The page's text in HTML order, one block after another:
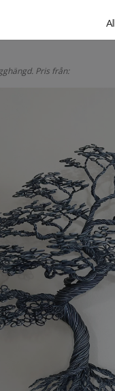
Pris från: